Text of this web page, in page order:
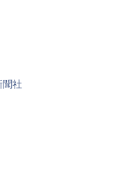
聞社